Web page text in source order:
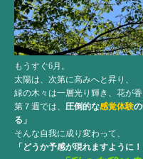
もうすぐ6月。
太陽は、次第に高みへと昇り、
緑の木々は一層光り輝き、花が香
第７週では、 圧倒的な感覚体験の
る」
そんな自我に成り変わって、
「どうか予感が現れますように！